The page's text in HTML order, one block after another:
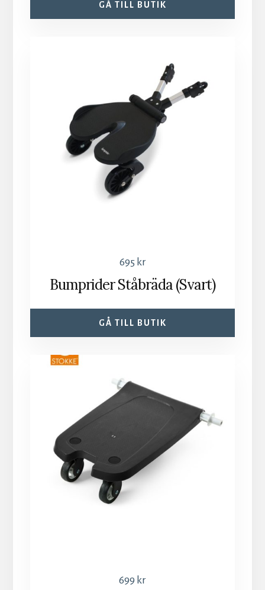
GÅ TILL BUTIK
695 kr
Bumprider Ståbräda (Svart)
GÅ TILL BUTIK
699 kr